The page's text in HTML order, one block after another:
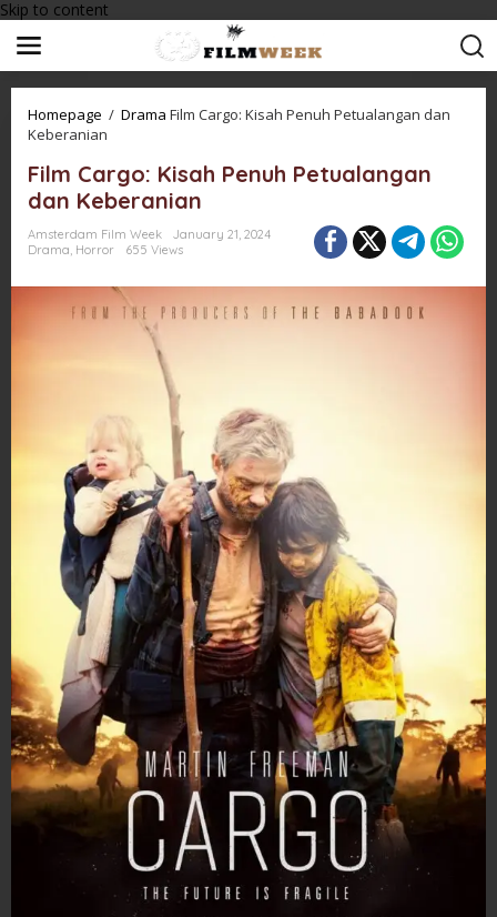
Skip to content
Homepage / Drama Film Cargo: Kisah Penuh Petualangan dan
Keberanian
Film Cargo: Kisah Penuh Petualangan
dan Keberanian
Amsterdam Film Week
January 21, 2024
Drama, Horror 655 Views